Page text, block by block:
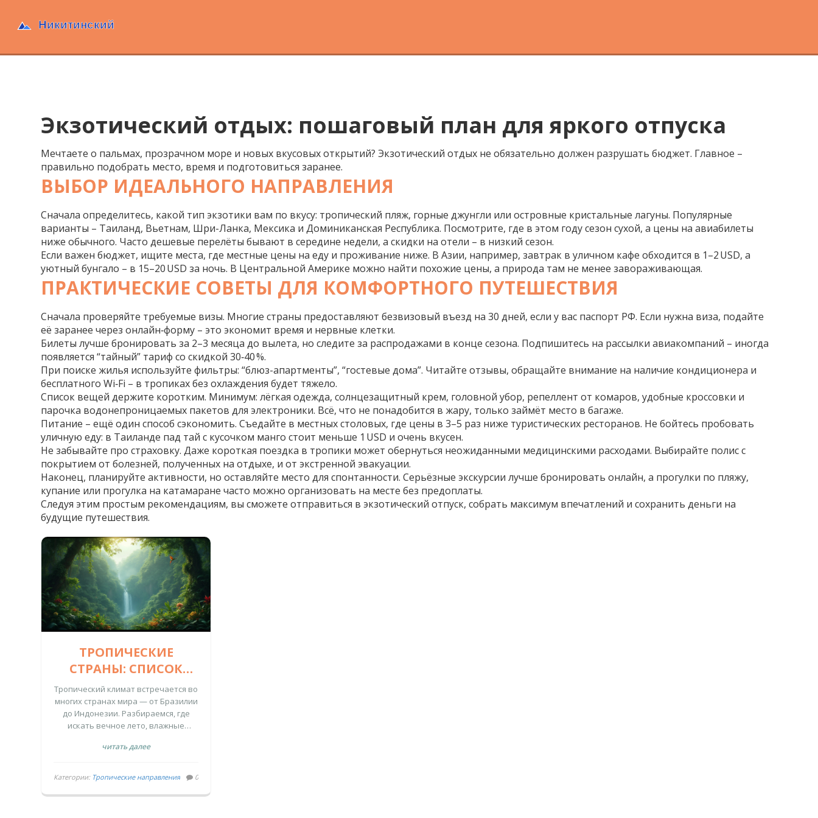
Экзотический отдых: пошаговый план для яркого отпуска
Мечтаете о пальмах, прозрачном море и новых вкусовых открытий? Экзотический отдых не обязательно должен разрушать бюджет. Главное –
правильно подобрать место, время и подготовиться заранее.
ВЫБОР ИДЕАЛЬНОГО НАПРАВЛЕНИЯ
Сначала определитесь, какой тип экзотики вам по вкусу: тропический пляж, горные джунгли или островные кристальные лагуны. Популярные
варианты – Таиланд, Вьетнам, Шри-Ланка, Мексика и Доминиканская Республика. Посмотрите, где в этом году сезон сухой, а цены на авиабилеты
ниже обычного. Часто дешевые перелёты бывают в середине недели, а скидки на отели – в низкий сезон.
Если важен бюджет, ищите места, где местные цены на еду и проживание ниже. В Азии, например, завтрак в уличном кафе обходится в 1–2 USD, а
уютный бунгало – в 15–20 USD за ночь. В Центральной Америке можно найти похожие цены, а природа там не менее завораживающая.
ПРАКТИЧЕСКИЕ СОВЕТЫ ДЛЯ КОМФОРТНОГО ПУТЕШЕСТВИЯ
Сначала проверяйте требуемые визы. Многие страны предоставляют безвизовый въезд на 30 дней, если у вас паспорт РФ. Если нужна виза, подайте
её заранее через онлайн‑форму – это экономит время и нервные клетки.
Билеты лучше бронировать за 2–3 месяца до вылета, но следите за распродажами в конце сезона. Подпишитесь на рассылки авиакомпаний – иногда
появляется “тайный” тариф со скидкой 30‑40 %.
При поиске жилья используйте фильтры: “блюз-апартменты”, “гостевые дома”. Читайте отзывы, обращайте внимание на наличие кондиционера и
бесплатного Wi‑Fi – в тропиках без охлаждения будет тяжело.
Список вещей держите коротким. Минимум: лёгкая одежда, солнцезащитный крем, головной убор, репеллент от комаров, удобные кроссовки и
парочка водонепроницаемых пакетов для электроники. Всё, что не понадобится в жару, только займёт место в багаже.
Питание – ещё один способ сэкономить. Съедайте в местных столовых, где цены в 3–5 раз ниже туристических ресторанов. Не бойтесь пробовать
уличную еду: в Таиланде пад тай с кусочком манго стоит меньше 1 USD и очень вкусен.
Не забывайте про страховку. Даже короткая поездка в тропики может обернуться неожиданными медицинскими расходами. Выбирайте полис с
покрытием от болезней, полученных на отдыхе, и от экстренной эвакуации.
Наконец, планируйте активности, но оставляйте место для спонтанности. Серьёзные экскурсии лучше бронировать онлайн, а прогулки по пляжу,
купание или прогулка на катамаране часто можно организовать на месте без предоплаты.
Следуя этим простым рекомендациям, вы сможете отправиться в экзотический отпуск, собрать максимум впечатлений и сохранить деньги на
будущие путешествия.
ТРОПИЧЕСКИЕ
СТРАНЫ: СПИСОК
ГОСУДАРСТВ И
ОСОБЕННОСТИ
ТРОПИЧЕСКОГО
КЛИМАТА
Тропический климат встречается во
многих странах мира — от Бразилии
до Индонезии. Разбираемся, где
искать вечное лето, влажные
читать далее
Категории: Тропические направления 0